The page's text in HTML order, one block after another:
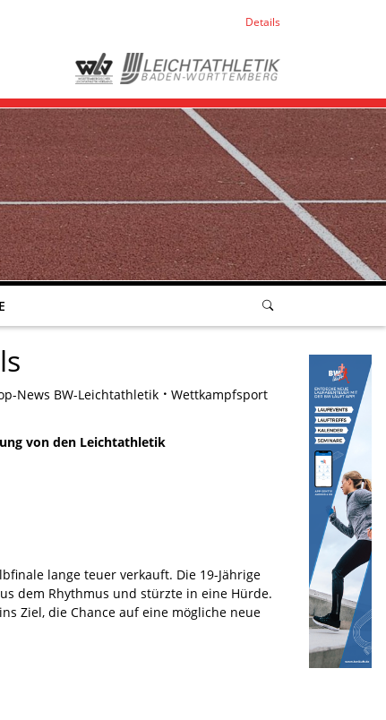
Details
News BW-Leichtathletik Wettkampfsport
von den Leichtathletik
lange teuer verkauft. Die 19-Jährige
dem Rhythmus und stürzte in eine Hürde.
Ziel, die Chance auf eine mögliche neue